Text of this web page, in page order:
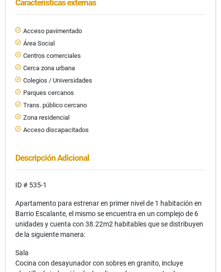
Características externas
Acceso pavimentado
Área Social
Centros comerciales
Cerca zona urbana
Colegios / Universidades
Parques cercanos
Trans. público cercano
Zona residencial
Acceso discapacitados
Descripción Adicional
ID # 535-1
Apartamento para estrenar en primer nivel de 1 habitación en
Barrio Escalante, el mismo se encuentra en un complejo de 6
unidades y cuenta con 38.22m2 habitables que se distribuyen
de la siguiente manera:
Sala
Cocina con desayunador con sobres en granito, incluye